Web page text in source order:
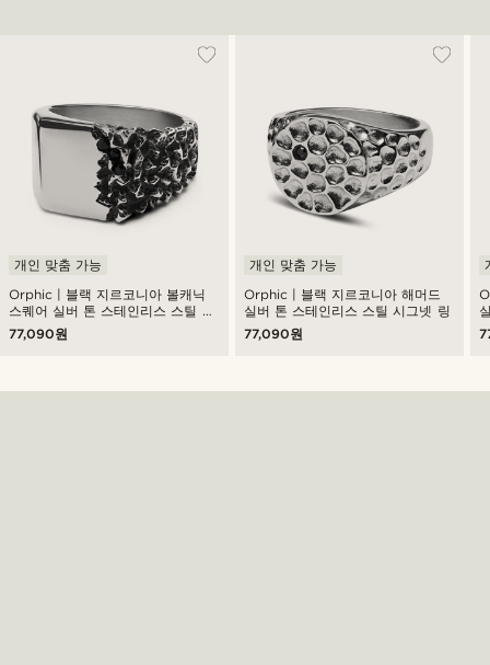
Orphic | 블랙 지르코니아 볼캐닉
스퀘어 실버 톤 스테인리스 스틸 시
그넷 링
개인 맞춤 가능
77,090원
Orphic | 블랙 지르코니아 해머드
실버 톤 스테인리스 스틸 시그넷 링
개인 맞춤 가능
77,090원